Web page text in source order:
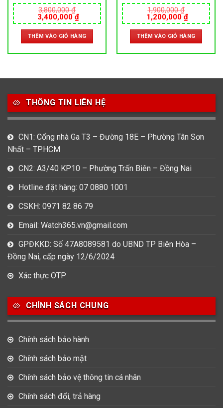
– MÁY THỤY SỸ
3,800,000₫
Giá
gốc
là:
3,800,000 ₫.
3,400,000 ₫Giá
hiện
tại
là:
3,400,000 ₫.
THÊM VÀO GIỎ HÀNG
MÁY NHẬT
1,900,000₫
Giá
gốc
là:
1,900,000 ₫.
1,200,000 ₫Giá
hiện
tại
là:
THÊM VÀO GIỎ HÀNG
THÔNG TIN LIÊN HỆ
CN1: Cổng nhà Ga T3 – Đường 18E – Phường Tân Sơn
Nhất – TP.HCM
CN2: A3/40 KP10 – Phường Trấn Biên – Đồng Nai
Hotline đặt hàng: 07 0880 1001
CSKH: 0971 82 86 79
Email: Watch365.vn@gmail.com
GPĐKKD: Số 47A8089581 do UBND TP Biên Hòa –
Đồng Nai, cấp ngày 12/6/2024
Xác thực OTP
CHÍNH SÁCH CHUNG
Chính sách bảo hành
Chính sách bảo mật
Chính sách bảo vệ thông tin cá nhân
Chính sách đổi, trả hàng